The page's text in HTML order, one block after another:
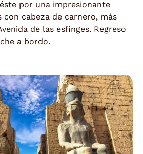
por una impresionante
con cabeza de carnero, más
de las esfinges. Regreso
a bordo.